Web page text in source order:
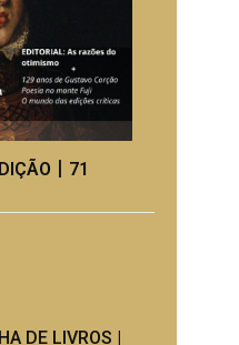
丨71
DE LIVROS |